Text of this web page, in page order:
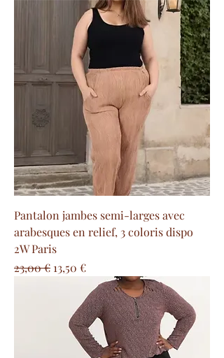
Pantalon jambes semi-larges avec
arabesques en relief, 3 coloris dispo
2W Paris
Precio
23,00 € Precio de oferta
13,50 €